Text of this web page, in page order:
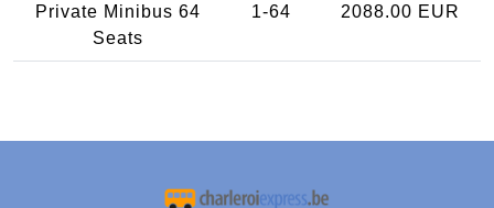
Private Minibus 64
Seats
1-64 2088.00 EUR